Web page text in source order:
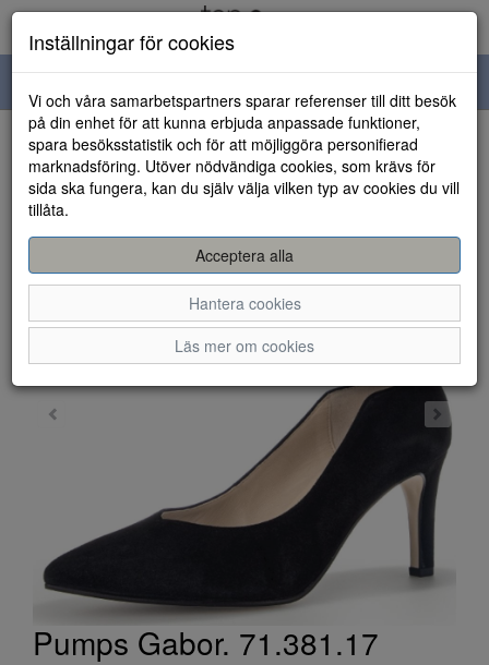
navigation
HEM
Pumps Gabor. 71.381.17
Inställningar för cookies
Vi och våra samarbetspartners sparar referenser till ditt besök
på din enhet för att kunna erbjuda anpassade funktioner,
spara besöksstatistik och för att möjliggöra personifierad
marknadsföring. Utöver nödvändiga cookies, som krävs för
sida ska fungera, kan du själv välja vilken typ av cookies du vill
tillåta.
Acceptera alla
Hantera cookies
Läs mer om cookies